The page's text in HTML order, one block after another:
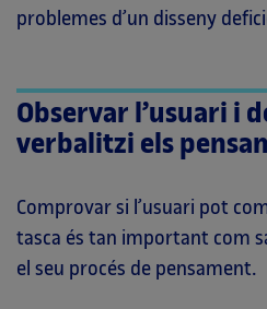
problemes d’un disseny
Observar l’usuari i
verbalitzi els
Comprovar si l’usuari pot
tasca és tan important com
el seu procés de pensament.